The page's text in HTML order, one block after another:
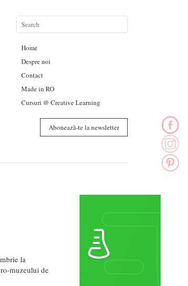
Home
Despre noi
Contact
Made in RO
Cursuri @ Creative Learning
Abonează-te la newsletter
la
muzeului de